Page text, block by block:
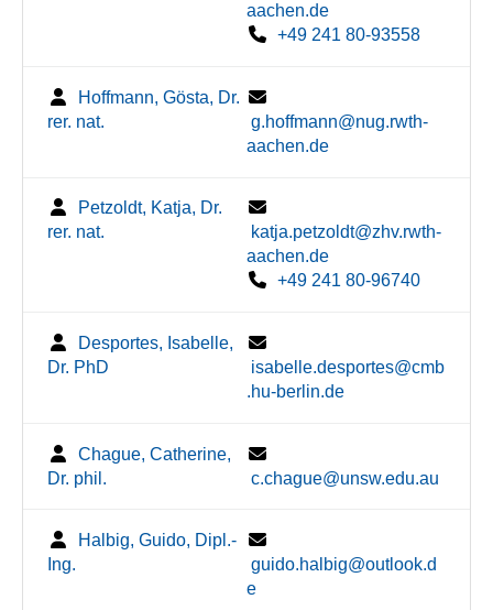
aachen.de
+49 241 80-93558
Hoffmann, Gösta, Dr.
rer. nat.
g.hoffmann@nug.rwth-
aachen.de
Petzoldt, Katja, Dr.
rer. nat.
katja.petzoldt@zhv.rwth-
aachen.de
+49 241 80-96740
Desportes, Isabelle,
Dr. PhD
isabelle.desportes@cmb
.hu-berlin.de
Chague, Catherine,
Dr. phil.
c.chague@unsw.edu.au
Halbig, Guido, Dipl.-
Ing.
guido.halbig@outlook.d
e